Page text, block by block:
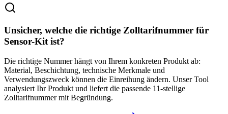
Unsicher, welche die richtige Zolltarifnummer für
Sensor-Kit ist?
Die richtige Nummer hängt von Ihrem konkreten Produkt ab:
Material, Beschichtung, technische Merkmale und
Verwendungszweck können die Einreihung ändern. Unser Tool
analysiert Ihr Produkt und liefert die passende 11-stellige
Zolltarifnummer mit Begründung.